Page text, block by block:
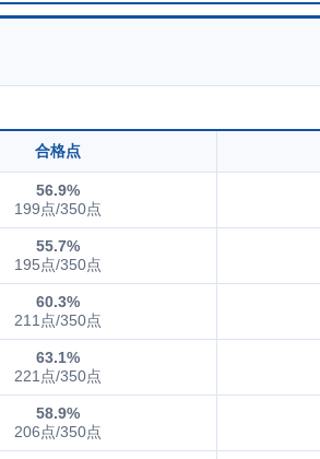
合格点
56.9%
199点/350点
55.7%
195点/350点
60.3%
211点/350点
63.1%
221点/350点
58.9%
206点/350点